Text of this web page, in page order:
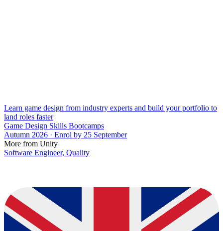
Learn game design from industry experts and build your portfolio to
land roles faster
Game Design Skills Bootcamps
Autumn 2026 · Enrol by 25 September
More from Unity
Software Engineer, Quality